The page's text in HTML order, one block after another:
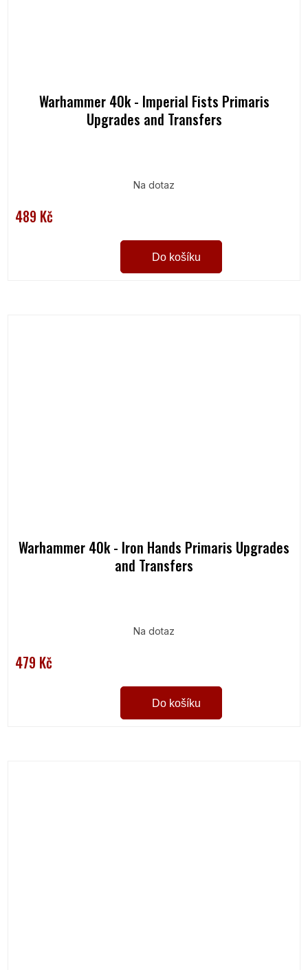
Warhammer 40k - Imperial Fists Primaris
Upgrades and Transfers
Na dotaz
489 Kč
Do košíku
Warhammer 40k - Iron Hands Primaris Upgrades
and Transfers
Na dotaz
479 Kč
Do košíku